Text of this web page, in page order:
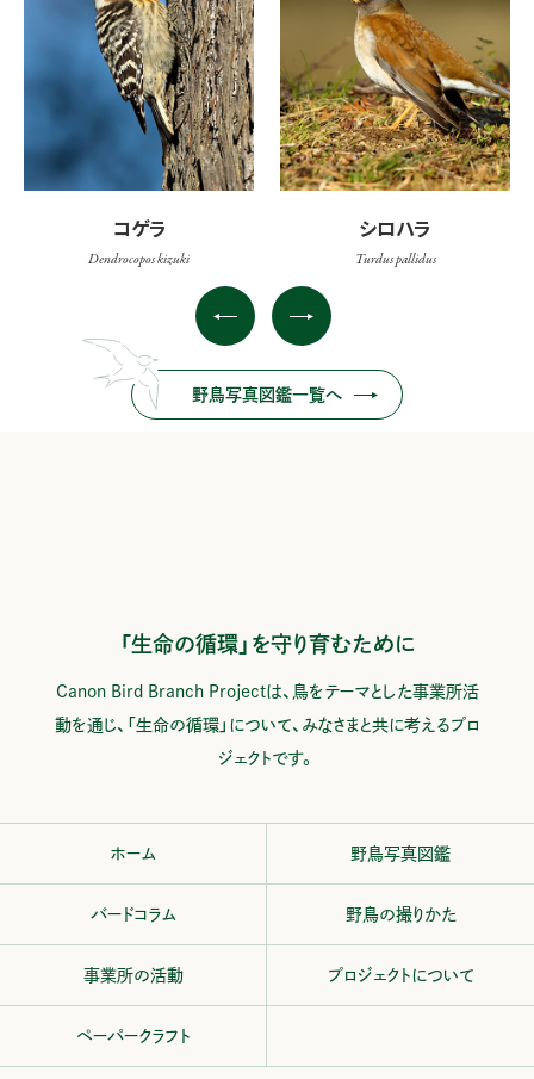
コゲラ
Dendrocopos kizuki
シロハラ
Turdus pallidus
野鳥写真図鑑一覧へ
「生命の循環」を守り育むために
Canon Bird Branch Projectは、鳥をテーマとした事業所活
動を通じ、 「生命の循環」について、みなさまと共に考えるプロ
ジェクトです。
ホーム 野鳥写真図鑑
バードコラム 野鳥の撮りかた
事業所の活動 プロジェクトについて
ペーパークラフト